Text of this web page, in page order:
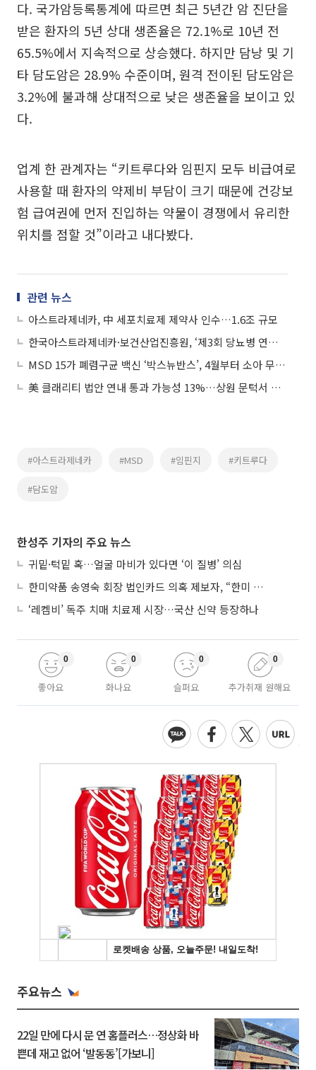
다. 국가암등록통계에 따르면 최근 5년간 암 진단을
받은 환자의 5년 상대 생존율은 72.1%로 10년 전
65.5%에서 지속적으로 상승했다. 하지만 담낭 및 기
타 담도암은 28.9% 수준이며, 원격 전이된 담도암은
3.2%에 불과해 상대적으로 낮은 생존율을 보이고 있
다.
업계 한 관계자는 “키트루다와 임핀지 모두 비급여로
사용할 때 환자의 약제비 부담이 크기 때문에 건강보
험 급여권에 먼저 진입하는 약물이 경쟁에서 유리한
위치를 점할 것”이라고 내다봤다.
관련 뉴스
아스트라제네카, 中 세포치료제 제약사 인수…1.6조 규모
한국아스트라제네카·보건산업진흥원, ‘제3회 당뇨병 연구과제’ 공모
MSD 15가 폐렴구균 백신 ‘박스뉴반스’, 4월부터 소아 무료 접종
美 클래리티 법안 연내 통과 가능성 13%…상원 문턱서 제동
#아스트라제네카 #MSD #임핀지 #키트루다
#담도암
한성주 기자의 주요 뉴스
귀밑·턱밑 혹…얼굴 마비가 있다면 ‘이 질병’ 의심
한미약품 송영숙 회장 법인카드 의혹 제보자, “한미 잘 되기 바라는 마음”
‘레켐비’ 독주 치매 치료제 시장…국산 신약 등장하나
좋아요
0
화나요
0
슬퍼요
0
추가취재 원해요
0
주요뉴스
22일 만에 다시 문 연 홈플러스…정상화 바
쁜데 재고 없어 ‘발동동’[가보니]